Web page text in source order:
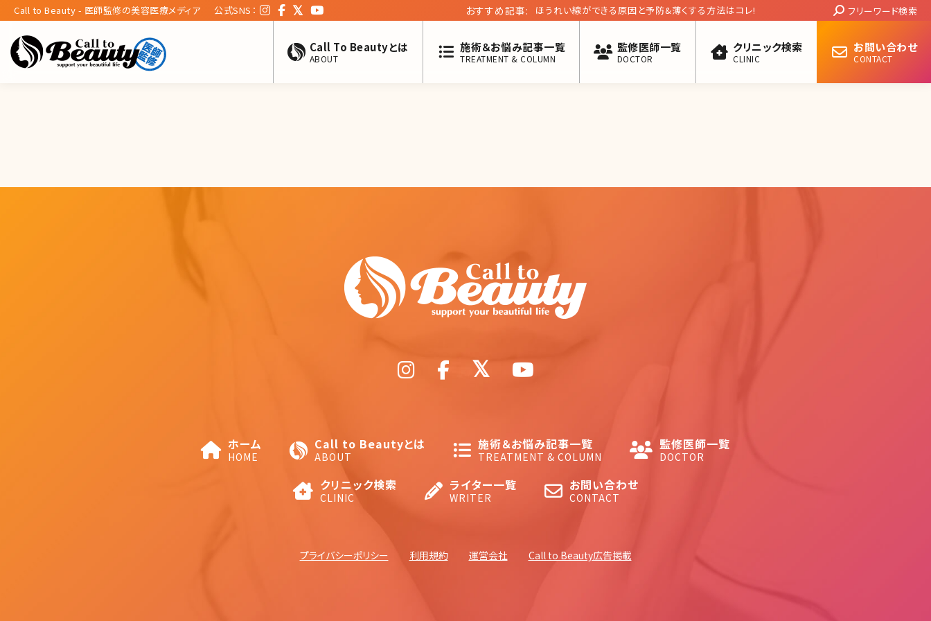
Call to Beauty - 医師監修の美容医療メディア 公式SNS： おすすめ記事: ほうれい線ができる原因と予防&薄くする方法はコレ! Search:
フリーワード検索
Call To Beautyとは
ABOUT
施術＆お悩み記事一覧
TREATMENT & COLUMN
監修医師一覧
DOCTOR
クリニック検索
CLINIC
お問い合わせ
CONTACT
ホーム
HOME
Call to Beautyとは
ABOUT
施術＆お悩み記事一覧
TREATMENT & COLUMN
監修医師一覧
DOCTOR
クリニック検索
CLINIC
ライター一覧
WRITER
お問い合わせ
CONTACT
プライバシーポリシー 利用規約 運営会社 Call to Beauty広告掲載